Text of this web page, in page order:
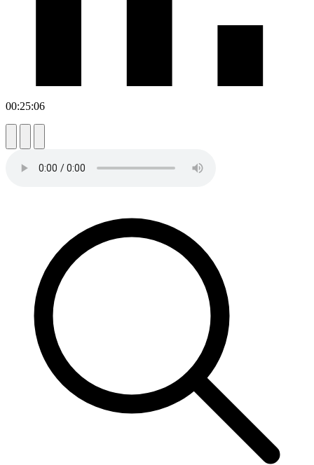
00:25:06